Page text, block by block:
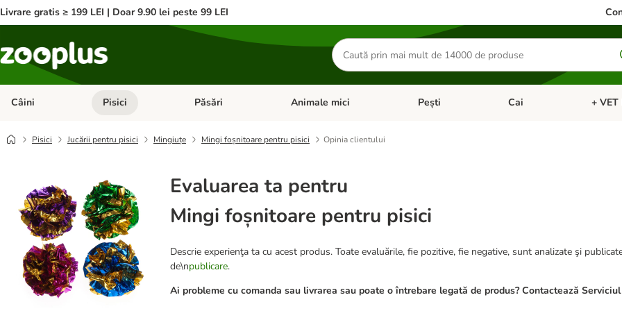
Livrare gratis ≥ 199 LEI | Doar 9.90 lei peste 99 LEI
Căutare
produse
Câini Deschideți meniul cu categorii: Câini
Pisici Deschideți meniul cu categorii: Pisici
Păsări Deschideți meniul cu categorii: Păsări
Animale mici Deschideți meniul cu categorii: Animale mici
Pești Deschideți meniul cu
Cai +
Pisici Jucării pentru pisici Mingiuțe Mingi foșnitoare pentru pisici Opinia clientului
Evaluarea ta pentru
Mingi foșnitoare pentru pisici
Descrie experienţa ta cu acest produs. Toate evaluările, fie pozitive, fie negative, sunt analizate şi
de\npublicare.
Ai probleme cu comanda sau livrarea sau poate o întrebare legată de produs? Contactează